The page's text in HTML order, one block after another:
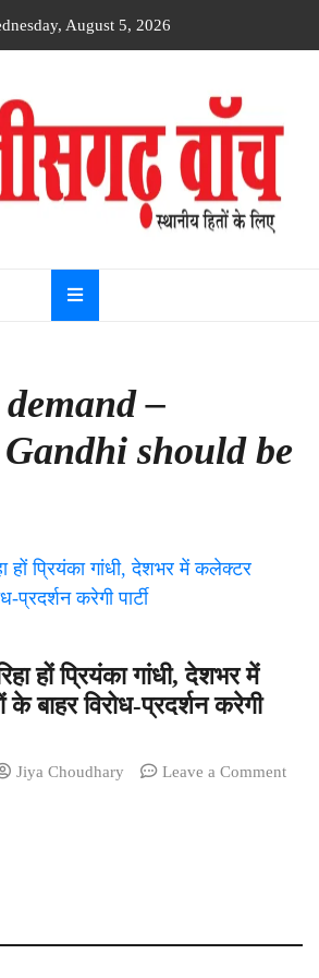
August 5, 2026
Dainik
watch–
should be
हों प्रियंका गांधी, देशभर में
के बाहर विरोध-प्रदर्शन करेगी
Jiya Choudhary Leave a Commenton